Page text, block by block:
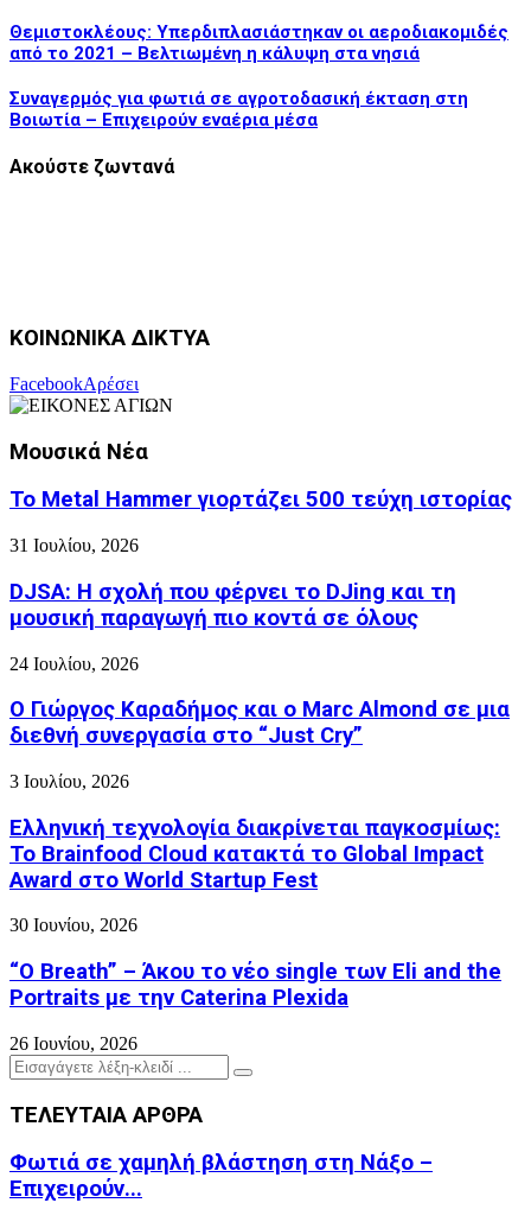
Θεμιστοκλέους: Υπερδιπλασιάστηκαν οι αεροδιακομιδές
από το 2021 – Βελτιωμένη η κάλυψη στα νησιά
Συναγερμός για φωτιά σε αγροτοδασική έκταση στη
Βοιωτία – Επιχειρούν εναέρια μέσα
Ακούστε ζωντανά
ΚΟΙΝΩΝΙΚΑ ΔΙΚΤΥΑ
FacebookΑρέσει
Μουσικά Νέα
Το Metal Hammer γιορτάζει 500 τεύχη ιστορίας
31 Ιουλίου, 2026
DJSA: Η σχολή που φέρνει το DJing και τη
μουσική παραγωγή πιο κοντά σε όλους
24 Ιουλίου, 2026
Ο Γιώργος Καραδήμος και ο Marc Almond σε μια
διεθνή συνεργασία στο “Just Cry”
3 Ιουλίου, 2026
Ελληνική τεχνολογία διακρίνεται παγκοσμίως:
Το Brainfood Cloud κατακτά το Global Impact
Award στο World Startup Fest
30 Ιουνίου, 2026
“O Breath” – Άκου το νέο single των Eli and the
Portraits με την Caterina Plexida
26 Ιουνίου, 2026
Search
for:
Search
ΤΕΛΕΥΤΑΙΑ ΑΡΘΡΑ
Φωτιά σε χαμηλή βλάστηση στη Νάξο –
Επιχειρούν...